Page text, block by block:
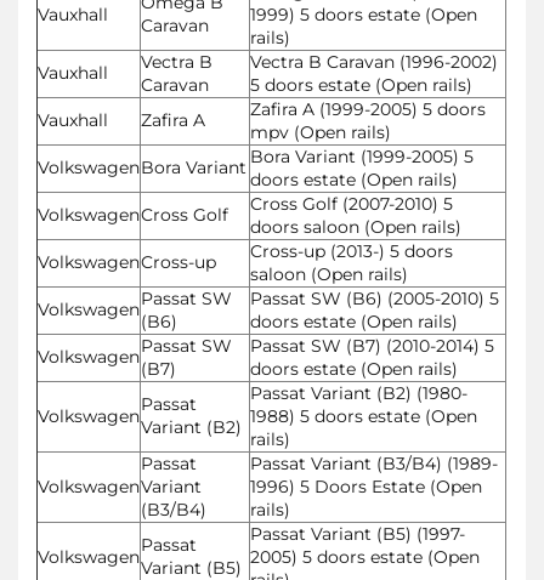
Vauxhall
Caravan
1999) 5 doors estate (Open
rails)
Vauxhall
Vectra B
Caravan
Vectra B Caravan (1996-2002)
5 doors estate (Open rails)
Vauxhall
Zafira A
Zafira A (1999-2005) 5 doors
mpv (Open rails)
VolkswagenBora Variant Bora Variant (1999-2005) 5
doors estate (Open rails)
VolkswagenCross Golf
Cross Golf (2007-2010) 5
doors saloon (Open rails)
VolkswagenCross-up
Cross-up (2013-) 5 doors
saloon (Open rails)
VolkswagenPassat SW
(B6)
Passat SW (B6) (2005-2010) 5
doors estate (Open rails)
VolkswagenPassat SW
(B7)
Passat SW (B7) (2010-2014) 5
doors estate (Open rails)
Volkswagen
Passat
Variant (B2)
Passat Variant (B2) (1980-
1988) 5 doors estate (Open
rails)
Volkswagen
Passat
Variant
(B3/B4)
Passat Variant (B3/B4) (1989-
1996) 5 Doors Estate (Open
rails)
Volkswagen
Passat
Variant (B5)
Passat Variant (B5) (1997-
2005) 5 doors estate (Open